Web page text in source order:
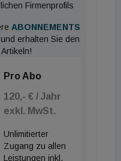
lesen Sie in der
Building Times.
Firmenprofils
ABONNEMENTS
erhalten Sie den
Pro Abo
120,- € / Jahr
exkl. MwSt.
Unlimitierter
Zugang zu allen
Leistungen inkl.